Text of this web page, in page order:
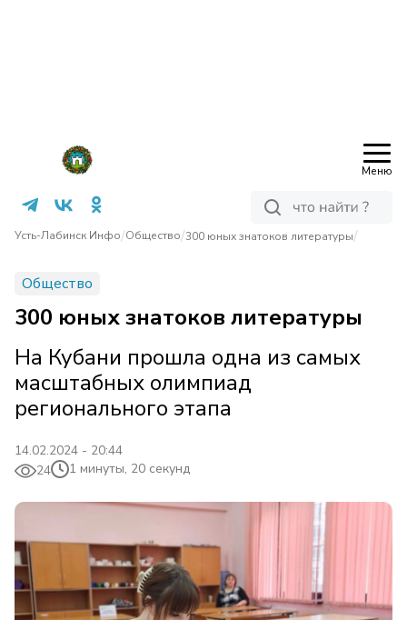
Меню
Усть-Лабинск Инфо/Общество/300 юных знатоков литературы/
Общество
300 юных знатоков литературы
На Кубани прошла одна из самых
масштабных олимпиад
регионального этапа
14.02.2024 - 20:44
24
1 минуты, 20 секунд